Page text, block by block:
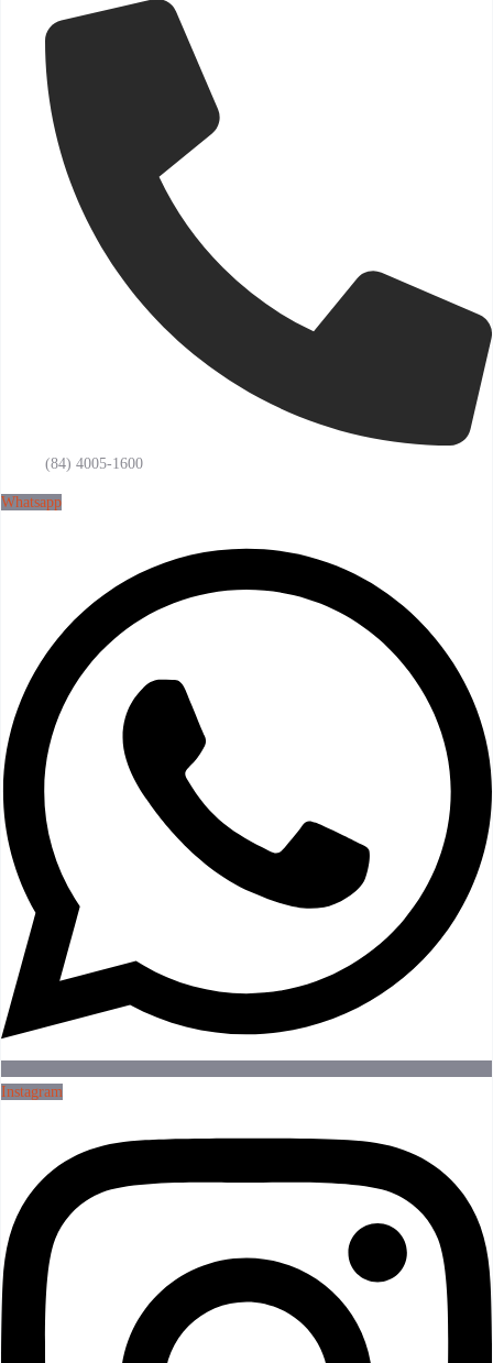
(84) 4005-1600
Whatsapp
Instagram